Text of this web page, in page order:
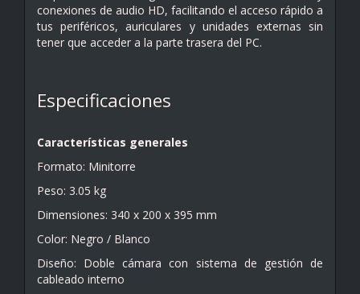
conexiones de audio HD, facilitando el acceso rápido a
tus periféricos, auriculares y unidades externas sin
tener que acceder a la parte trasera del PC.
Especificaciones
Características generales
Formato: Minitorre
Peso: 3.05 kg
Dimensiones: 340 x 200 x 395 mm
Color: Negro / Blanco
Diseño: Doble cámara con sistema de gestión de
cableado interno